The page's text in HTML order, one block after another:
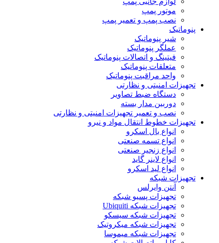
موتور پمپ
نصب پمپ و تعمیر پمپ
پنوماتیک
شیر پنوماتیک
عملگر پنوماتیک
فیتینگ و اتصالات پنوماتیک
متعلقات پنوماتیک
واحد مراقبت پنوماتیک
تجهیزات امنیتی و نظارتی
دستگاه ضبط تصاویر
دوربین مدار بسته
نصب و تعمیر تجهیزات امنیتی و نظارتی
تجهیزات خطوط انتقال مواد و نیرو
انواع بال اسکرو
انواع تسمه صنعتی
انواع زنجیر صنعتی
انواع لاینر گاید
انواع لید اسکرو
تجهیزات شبکه
آنتن وایرلس
تجهیزات پسیو شبکه
تجهیزات شبکه Ubiquiti
تجهیزات شبکه سیسکو
تجهیزات شبکه میکروتیک
تجهیزات شبکه میموسا